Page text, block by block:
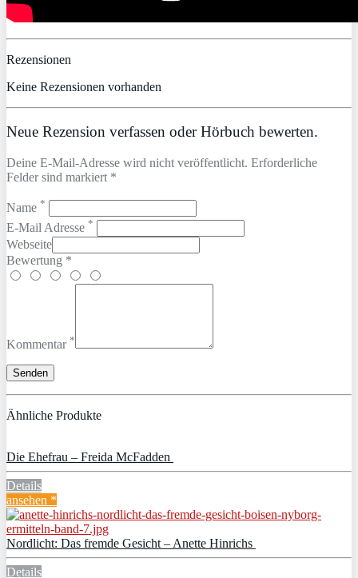
Rezensionen
Keine Rezensionen vorhanden
Neue Rezension verfassen oder Hörbuch bewerten.
Deine E-Mail-Adresse wird nicht veröffentlicht. Erforderliche
Felder sind markiert *
Name *
E-Mail Adresse *
Webseite
Bewertung *
Kommentar *
Ähnliche Produkte
Die Ehefrau – Freida McFadden
Details
ansehen *
Nordlicht: Das fremde Gesicht – Anette Hinrichs
Details